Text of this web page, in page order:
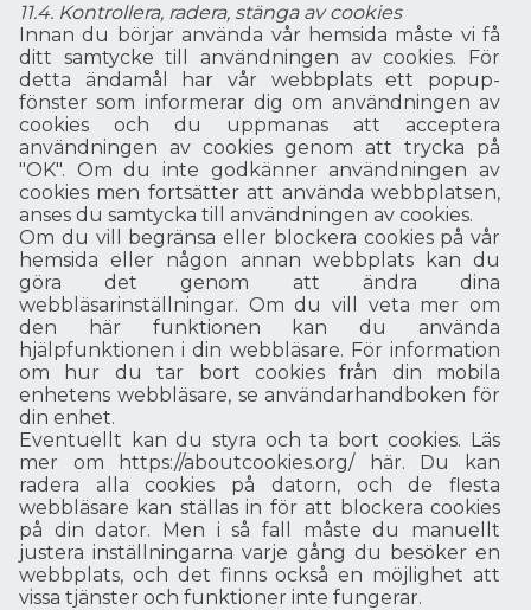
11.4. Kontrollera, radera, stänga av cookies
Innan du börjar använda vår hemsida måste vi få
ditt samtycke till användningen av cookies. För
detta ändamål har vår webbplats ett popup-
fönster som informerar dig om användningen av
cookies och du uppmanas att acceptera
användningen av cookies genom att trycka på
"OK". Om du inte godkänner användningen av
cookies men fortsätter att använda webbplatsen,
anses du samtycka till användningen av cookies.
Om du vill begränsa eller blockera cookies på vår
hemsida eller någon annan webbplats kan du
göra det genom att ändra dina
webbläsarinställningar. Om du vill veta mer om
den här funktionen kan du använda
hjälpfunktionen i din webbläsare. För information
om hur du tar bort cookies från din mobila
enhetens webbläsare, se användarhandboken för
din enhet.
Eventuellt kan du styra och ta bort cookies. Läs
mer om https://aboutcookies.org/ här. Du kan
radera alla cookies på datorn, och de flesta
webbläsare kan ställas in för att blockera cookies
på din dator. Men i så fall måste du manuellt
justera inställningarna varje gång du besöker en
webbplats, och det finns också en möjlighet att
vissa tjänster och funktioner inte fungerar.